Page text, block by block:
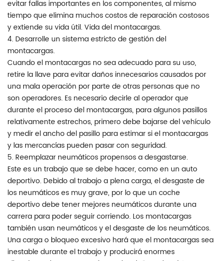
evitar fallas importantes en los componentes, al mismo
tiempo que elimina muchos costos de reparación costosos
y extiende su vida útil. Vida del montacargas.
4. Desarrolle un sistema estricto de gestión del
montacargas.
Cuando el montacargas no sea adecuado para su uso,
retire la llave para evitar daños innecesarios causados ​​por
una mala operación por parte de otras personas que no
son operadores. Es necesario decirle al operador que
durante el proceso del montacargas, para algunos pasillos
relativamente estrechos, primero debe bajarse del vehículo
y medir el ancho del pasillo para estimar si el montacargas
y las mercancías pueden pasar con seguridad.
5. Reemplazar neumáticos propensos a desgastarse.
Este es un trabajo que se debe hacer, como en un auto
deportivo. Debido al trabajo a plena carga, el desgaste de
los neumáticos es muy grave, por lo que un coche
deportivo debe tener mejores neumáticos durante una
carrera para poder seguir corriendo. Los montacargas
también usan neumáticos y el desgaste de los neumáticos.
Una carga o bloqueo excesivo hará que el montacargas sea
inestable durante el trabajo y producirá enormes